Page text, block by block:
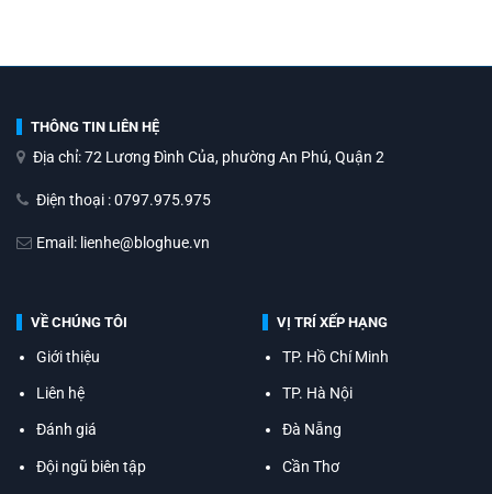
THÔNG TIN LIÊN HỆ
Địa chỉ: 72 Lương Đình Của, phường An Phú, Quận 2
Điện thoại : 0797.975.975
Email: lienhe@bloghue.vn
VỀ CHÚNG TÔI
Giới thiệu
Liên hệ
Đánh giá
Đội ngũ biên tập
VỊ TRÍ XẾP HẠNG
TP. Hồ Chí Minh
TP. Hà Nội
Đà Nẵng
Cần Thơ